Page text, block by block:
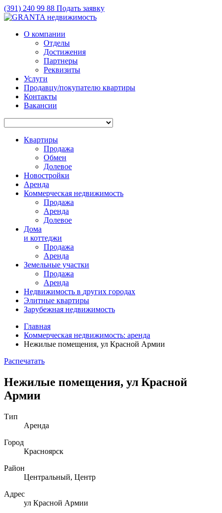
(391) 240 99 88 Подать заявку
О компании
Отделы
Достижения
Партнеры
Реквизиты
Услуги
Продавцу/покупателю квартиры
Контакты
Вакансии
Квартиры
Продажа
Обмен
Долевое
Новостройки
Аренда
Коммерческая недвижимость
Продажа
Аренда
Долевое
Дома
и коттеджи
Продажа
Аренда
Земельные участки
Продажа
Аренда
Недвижимость в других городах
Элитные квартиры
Зарубежная недвижимость
Главная
Коммерческая недвижимость: аренда
Нежилые помещения, ул Красной Армии
Распечатать
Нежилые помещения, ул Красной
Армии
Тип
Аренда
Город
Красноярск
Район
Центральный, Центр
Адрес
ул Красной Армии